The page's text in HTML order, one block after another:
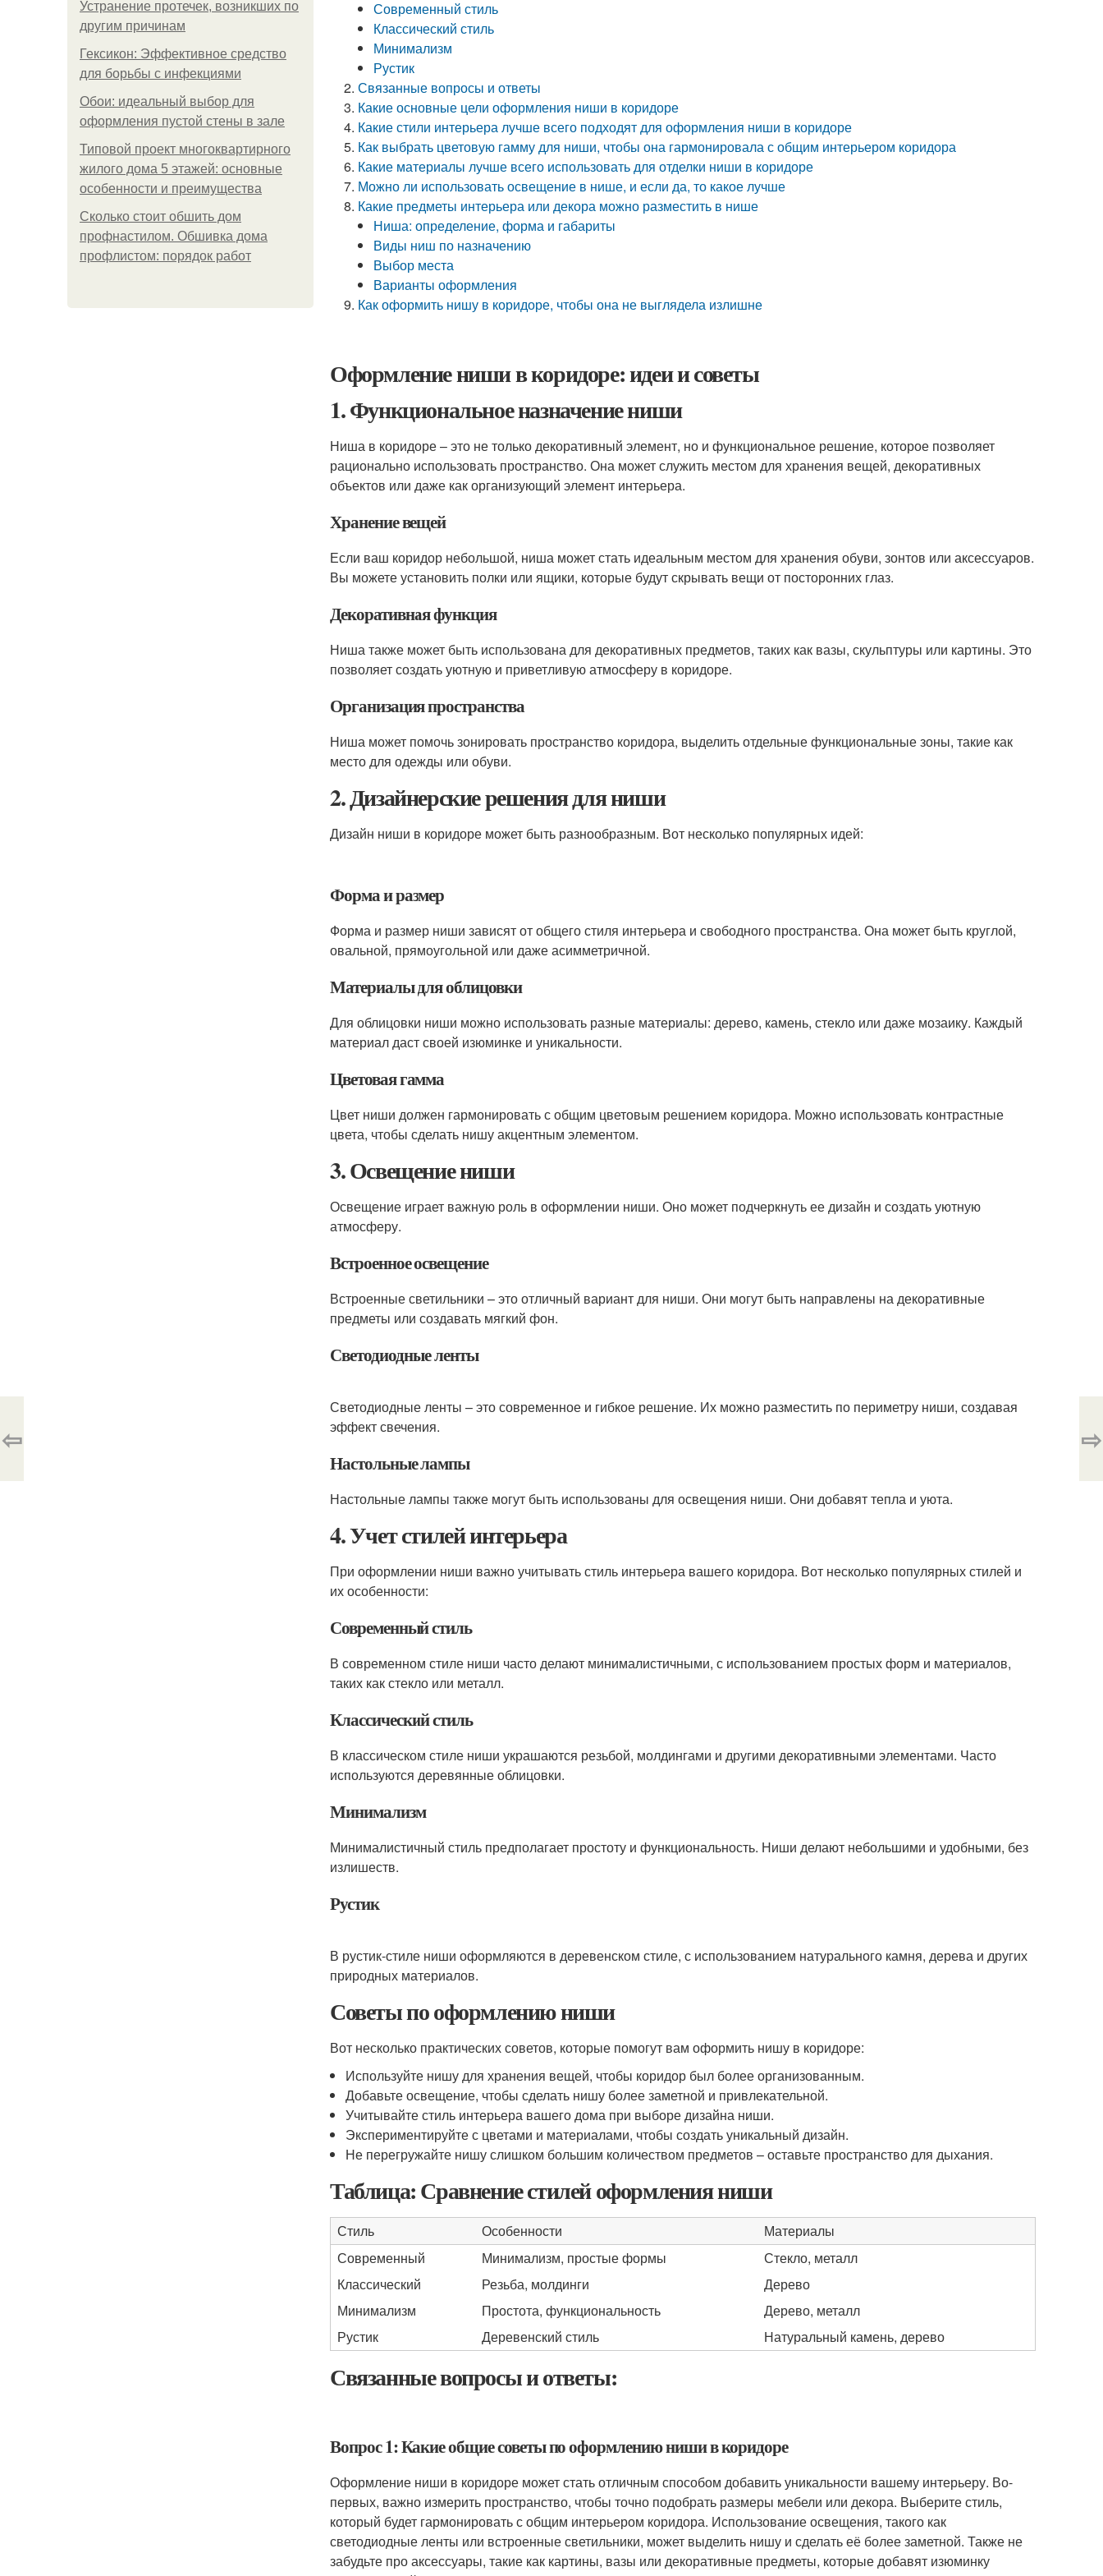
Устранение протечек, возникших по
другим причинам
Гексикон: Эффективное средство
для борьбы с инфекциями
Обои: идеальный выбор для
оформления пустой стены в зале
Типовой проект многоквартирного
жилого дома 5 этажей: основные
особенности и преимущества
Сколько стоит обшить дом
профнастилом. Обшивка дома
профлистом: порядок работ
Современный стиль
Классический стиль
Минимализм
Рустик
Связанные вопросы и ответы
Какие основные цели оформления ниши в коридоре
Какие стили интерьера лучше всего подходят для оформления ниши в коридоре
Как выбрать цветовую гамму для ниши, чтобы она гармонировала с общим интерьером коридора
Какие материалы лучше всего использовать для отделки ниши в коридоре
Можно ли использовать освещение в нише, и если да, то какое лучше
Какие предметы интерьера или декора можно разместить в нише
Ниша: определение, форма и габариты
Виды ниш по назначению
Выбор места
Варианты оформления
Как оформить нишу в коридоре, чтобы она не выглядела излишне
Оформление ниши в коридоре: идеи и советы
1. Функциональное назначение ниши
Ниша в коридоре – это не только декоративный элемент, но и функциональное решение, которое позволяет
рационально использовать пространство. Она может служить местом для хранения вещей, декоративных
объектов или даже как организующий элемент интерьера.
Хранение вещей
Если ваш коридор небольшой, ниша может стать идеальным местом для хранения обуви, зонтов или аксессуаров.
Вы можете установить полки или ящики, которые будут скрывать вещи от посторонних глаз.
Декоративная функция
Ниша также может быть использована для декоративных предметов, таких как вазы, скульптуры или картины. Это
позволяет создать уютную и приветливую атмосферу в коридоре.
Организация пространства
Ниша может помочь зонировать пространство коридора, выделить отдельные функциональные зоны, такие как
место для одежды или обуви.
2. Дизайнерские решения для ниши
Дизайн ниши в коридоре может быть разнообразным. Вот несколько популярных идей:
Форма и размер
Форма и размер ниши зависят от общего стиля интерьера и свободного пространства. Она может быть круглой,
овальной, прямоугольной или даже асимметричной.
Материалы для облицовки
Для облицовки ниши можно использовать разные материалы: дерево, камень, стекло или даже мозаику. Каждый
материал даст своей изюминке и уникальности.
Цветовая гамма
Цвет ниши должен гармонировать с общим цветовым решением коридора. Можно использовать контрастные
цвета, чтобы сделать нишу акцентным элементом.
3. Освещение ниши
Освещение играет важную роль в оформлении ниши. Оно может подчеркнуть ее дизайн и создать уютную
атмосферу.
Встроенное освещение
Встроенные светильники – это отличный вариант для ниши. Они могут быть направлены на декоративные
предметы или создавать мягкий фон.
Светодиодные ленты
Светодиодные ленты – это современное и гибкое решение. Их можно разместить по периметру ниши, создавая
эффект свечения.
Настольные лампы
Настольные лампы также могут быть использованы для освещения ниши. Они добавят тепла и уюта.
4. Учет стилей интерьера
При оформлении ниши важно учитывать стиль интерьера вашего коридора. Вот несколько популярных стилей и
их особенности:
Современный стиль
В современном стиле ниши часто делают минималистичными, с использованием простых форм и материалов,
таких как стекло или металл.
Классический стиль
В классическом стиле ниши украшаются резьбой, молдингами и другими декоративными элементами. Часто
используются деревянные облицовки.
Минимализм
Минималистичный стиль предполагает простоту и функциональность. Ниши делают небольшими и удобными, без
излишеств.
Рустик
В рустик-стиле ниши оформляются в деревенском стиле, с использованием натурального камня, дерева и других
природных материалов.
Советы по оформлению ниши
Вот несколько практических советов, которые помогут вам оформить нишу в коридоре:
Используйте нишу для хранения вещей, чтобы коридор был более организованным.
Добавьте освещение, чтобы сделать нишу более заметной и привлекательной.
Учитывайте стиль интерьера вашего дома при выборе дизайна ниши.
Экспериментируйте с цветами и материалами, чтобы создать уникальный дизайн.
Не перегружайте нишу слишком большим количеством предметов – оставьте пространство для дыхания.
Таблица: Сравнение стилей оформления ниши
Стиль Особенности
Материалы
Современный
Минимализм, простые формы
Стекло, металл
Классический
Резьба, молдинги
Дерево
Минимализм
Простота, функциональность
Дерево, металл
Рустик
Деревенский стиль Натуральный камень, дерево
Связанные вопросы и ответы:
Вопрос 1: Какие общие советы по оформлению ниши в коридоре
Оформление ниши в коридоре может стать отличным способом добавить уникальности вашему интерьеру. Во-
первых, важно измерить пространство, чтобы точно подобрать размеры мебели или декора. Выберите стиль,
который будет гармонировать с общим интерьером коридора. Использование освещения, такого как
светодиодные ленты или встроенные светильники, может выделить нишу и сделать её более заметной. Также не
забудьте про аксессуары, такие как картины, вазы или декоративные предметы, которые добавят изюминку
⇦ ⇨